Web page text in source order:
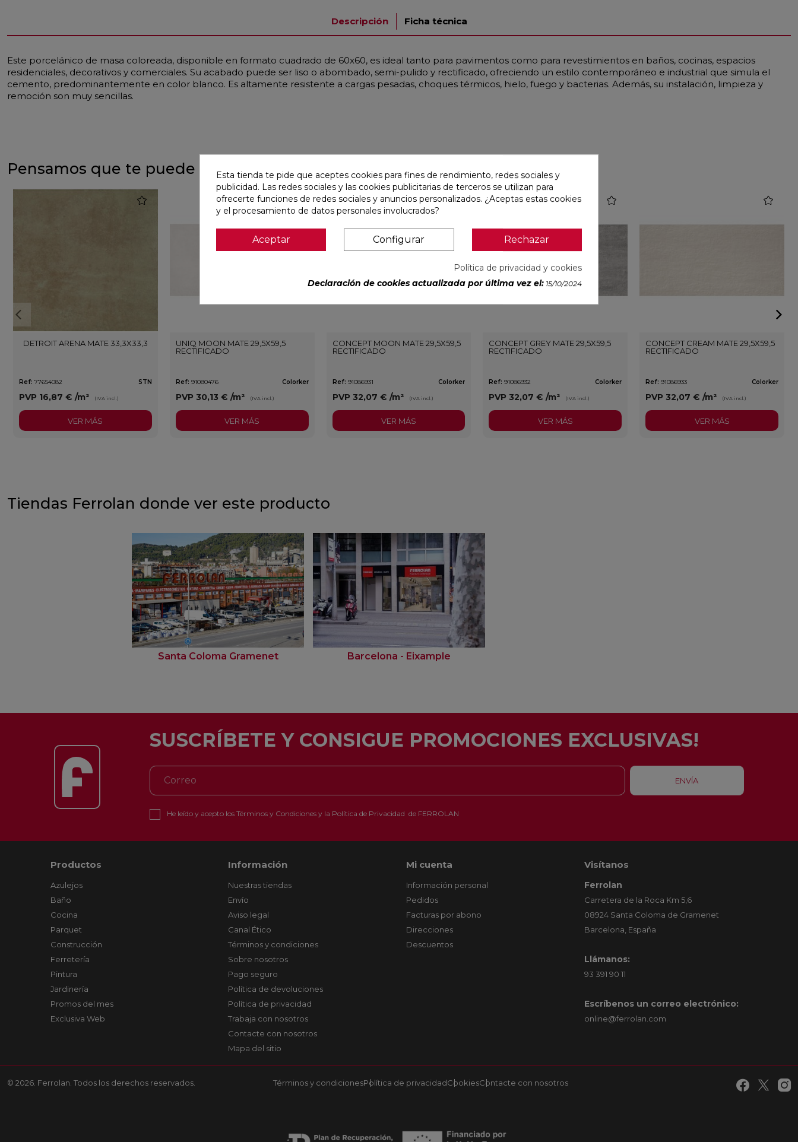
Descripción Ficha técnica
Este porcelánico de masa coloreada, disponible en formato cuadrado de 60x60, es ideal tanto para pavimentos como para revestimientos en baños, cocinas, espacios
residenciales, decorativos y comerciales. Su acabado puede ser liso o abombado, semi-pulido y rectificado, ofreciendo un estilo contemporáneo e industrial que simula el
cemento, predominantemente en color blanco. Es altamente resistente a cargas pesadas, choques térmicos, hielo, fuego y bacterias. Además, su instalación, limpieza y
remoción son muy sencillas.
Pensamos que te puede interesar
DETROIT ARENA MATE 33,3X33,3
Ref: 77654082 STN
PVP 16,87 € /m² (IVA incl.)
favorite
VER MÁS
UNIQ MOON MATE 29,5X59,5
RECTIFICADO
Ref: 91080476 Colorker
PVP 30,13 € /m² (IVA incl.)
favorite
VER MÁS
CONCEPT MOON MATE 29,5X59,5
RECTIFICADO
Ref: 91086931 Colorker
PVP 32,07 € /m² (IVA incl.)
favorite
VER MÁS
CONCEPT GREY MATE 29,5X59,5
RECTIFICADO
Ref: 91086932 Colorker
PVP 32,07 €/m² (IVA incl.)
VER MÁS
CONCEPT CREAM MATE 29,5X59,5
RECTIFICADO
Ref: 91086933 Colorker
PVP 32,07 €/m² (IVA incl.)
favorite
VER MÁS
Tiendas Ferrolan donde ver este producto
Santa Coloma Gramenet Barcelona - Eixample
SUSCRÍBETE Y CONSIGUE PROMOCIONES EXCLUSIVAS!
He leído y acepto los Términos y Condicionesy la Política de Privacidad de FERROLAN
Productos
Azulejos
Baño
Cocina
Parquet
Construcción
Ferretería
Pintura
Jardinería
Promos del mes
Exclusiva Web
Información
Nuestras tiendas
Envío
Aviso legal
Canal Ético
Términos y condiciones
Sobre nosotros
Pago seguro
Política de devoluciones
Política de privacidad
Trabaja con nosotros
Contacte con nosotros
Mapa del sitio
Mi cuenta
Información personal
Pedidos
Facturas por abono
Direcciones
Descuentos
Visítanos
Ferrolan
Carretera de la Roca Km 5,6
08924 Santa Coloma de Gramenet
Barcelona, España
Llámanos:
93 391 90 11
Escríbenos un correo electrónico:
online@ferrolan.com
© 2026. Ferrolan. Todos los derechos reservados. Términos y condicionesPolítica de privacidadCookiesContacte con nosotros
Esta tienda te pide que aceptes cookies para fines de rendimiento, redes sociales y
publicidad. Las redes sociales y las cookies publicitarias de terceros se utilizan para
ofrecerte funciones de redes sociales y anuncios personalizados. ¿Aceptas estas cookies
y el procesamiento de datos personales involucrados?
Aceptar Configurar Rechazar
Política de privacidad y cookies
Declaración de cookies actualizada por última vez el: 15/10/2024